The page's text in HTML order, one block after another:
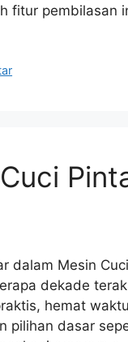
fitur pembilasan
dalam Mesin
dekade
hemat
pilihan dasar